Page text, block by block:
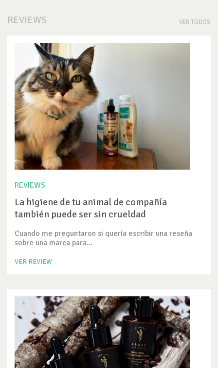
REVIEWS VER TODOS
REVIEWS
La higiene de tu animal de compañía
también puede ser sin crueldad
Cuando me preguntaron si quería escribir una reseña
sobre una marca para...
VER REVIEW